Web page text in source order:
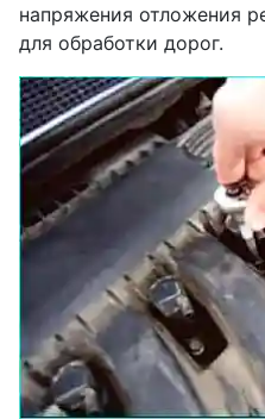
напряжения отложения
для обработки дорог.